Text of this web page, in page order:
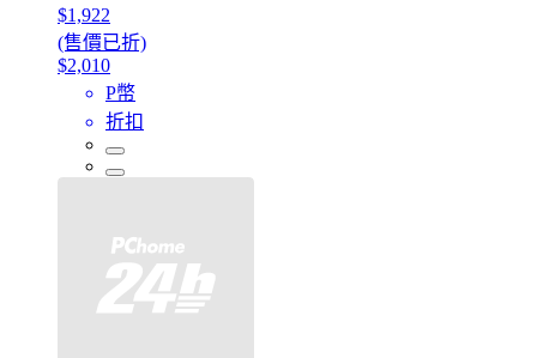
$1,922
(售價已折)
$2,010
P幣
折扣